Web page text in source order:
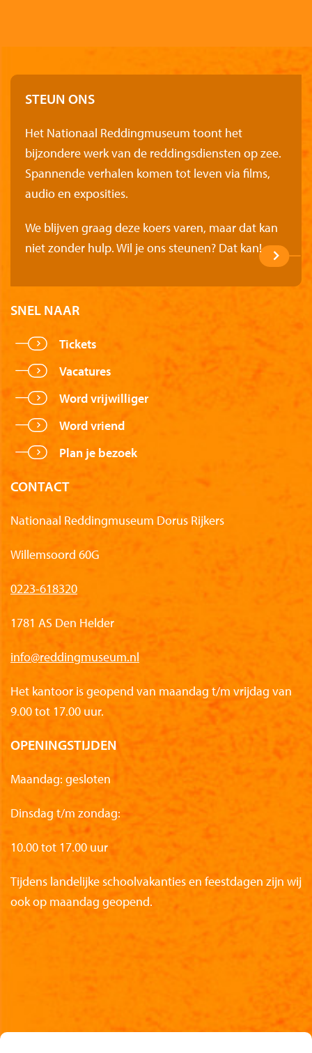
SNEL NAAR
Tickets
Vacatures
Word vrijwilliger
Word vriend
Plan je bezoek
CONTACT
Nationaal Reddingmuseum Dorus Rijkers
Willemsoord 60G
0223-618320
1781 AS Den Helder
info@reddingmuseum.nl
Het kantoor is geopend van maandag t/m vrijdag van
9.00 tot 17.00 uur.
OPENINGSTIJDEN
Maandag: gesloten
Dinsdag t/m zondag:
10.00 tot 17.00 uur
Tijdens landelijke schoolvakanties en feestdagen zijn wij
ook op maandag geopend.
STEUN ONS
Het Nationaal Reddingmuseum toont het
bijzondere werk van de reddingsdiensten op zee.
Spannende verhalen komen tot leven via films,
audio en exposities.
We blijven graag deze koers varen, maar dat kan
niet zonder hulp. Wil je ons steunen? Dat kan!